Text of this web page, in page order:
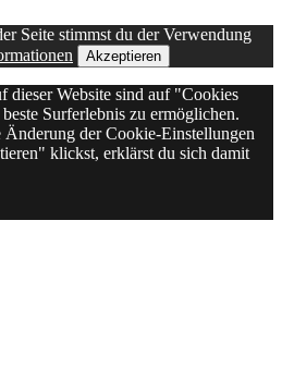
Seite stimmst du der Verwendung
Akzeptieren
dieser Website sind auf "Cookies
Surferlebnis zu ermöglichen.
Änderung der Cookie-Einstellungen
klickst, erklärst du sich damit